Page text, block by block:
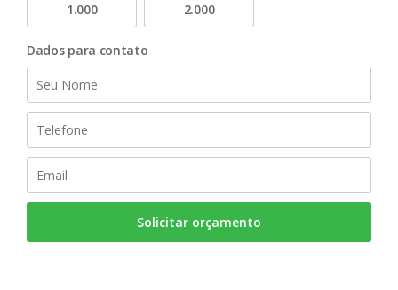
1.000
2.000
Dados para contato
Solicitar orçamento